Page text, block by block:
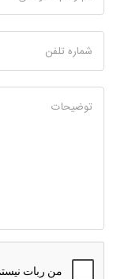
شماره تلفن
توضیحات